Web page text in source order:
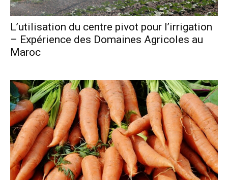
L’utilisation du centre pivot pour l’irrigation
– Expérience des Domaines Agricoles au
Maroc